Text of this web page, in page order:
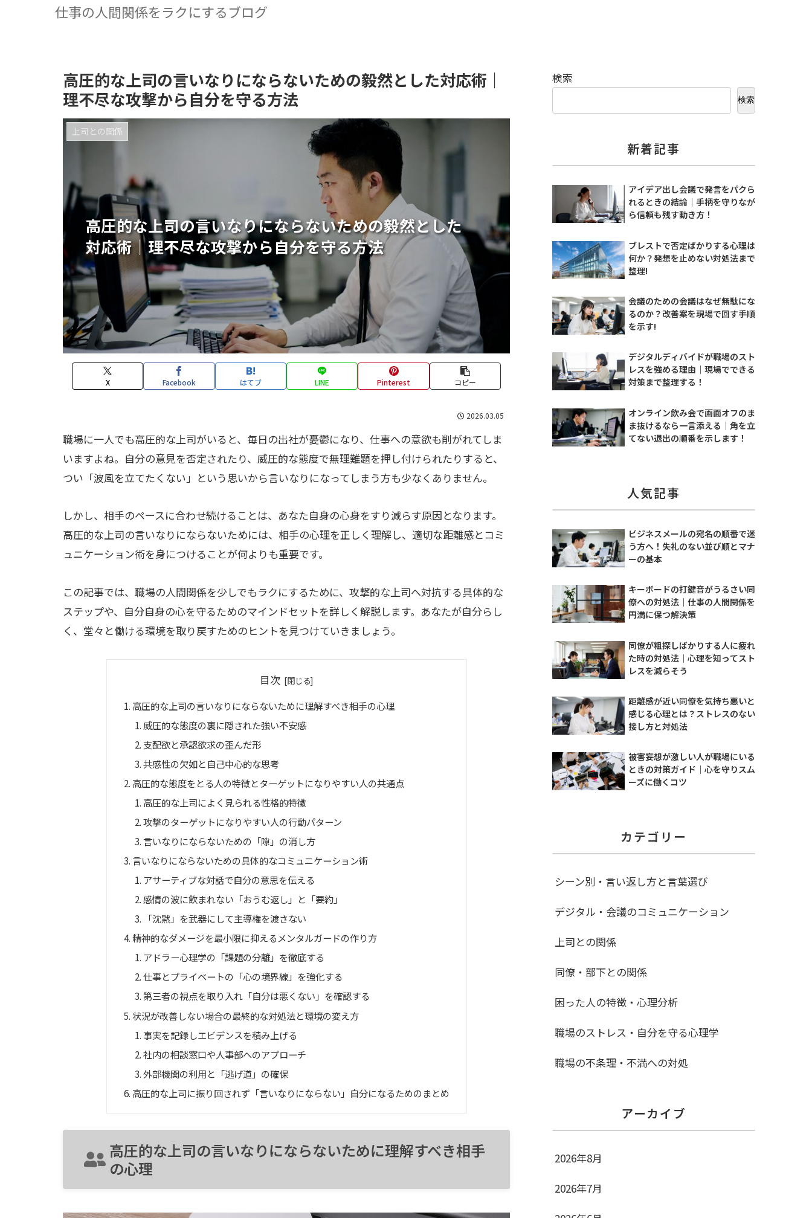
仕事の人間関係をラクにするブログ
高圧的な上司の言いなりにならないための毅然とした対応術｜
理不尽な攻撃から自分を守る方法
高圧的な上司の言いなりにならないための毅然とした
対応術｜理不尽な攻撃から自分を守る方法
上司との関係
X Facebook はてブ LINE Pinterest コピー
2026.03.05
職場に一人でも高圧的な上司がいると、毎日の出社が憂鬱になり、仕事への意欲も削がれてしま
いますよね。自分の意見を否定されたり、威圧的な態度で無理難題を押し付けられたりすると、
つい「波風を立てたくない」という思いから言いなりになってしまう方も少なくありません。
しかし、相手のペースに合わせ続けることは、あなた自身の心身をすり減らす原因となります。
高圧的な上司の言いなりにならないためには、相手の心理を正しく理解し、適切な距離感とコミ
ュニケーション術を身につけることが何よりも重要です。
この記事では、職場の人間関係を少しでもラクにするために、攻撃的な上司へ対抗する具体的な
ステップや、自分自身の心を守るためのマインドセットを詳しく解説します。あなたが自分らし
く、堂々と働ける環境を取り戻すためのヒントを見つけていきましょう。
目次
高圧的な上司の言いなりにならないために理解すべき相手の心理
威圧的な態度の裏に隠された強い不安感
支配欲と承認欲求の歪んだ形
共感性の欠如と自己中心的な思考
高圧的な態度をとる人の特徴とターゲットになりやすい人の共通点
高圧的な上司によく見られる性格的特徴
攻撃のターゲットになりやすい人の行動パターン
言いなりにならないための「隙」の消し方
言いなりにならないための具体的なコミュニケーション術
アサーティブな対話で自分の意思を伝える
感情の波に飲まれない「おうむ返し」と「要約」
「沈黙」を武器にして主導権を渡さない
精神的なダメージを最小限に抑えるメンタルガードの作り方
アドラー心理学の「課題の分離」を徹底する
仕事とプライベートの「心の境界線」を強化する
第三者の視点を取り入れ「自分は悪くない」を確認する
状況が改善しない場合の最終的な対処法と環境の変え方
事実を記録しエビデンスを積み上げる
社内の相談窓口や人事部へのアプローチ
外部機関の利用と「逃げ道」の確保
高圧的な上司に振り回されず「言いなりにならない」自分になるためのまとめ
高圧的な上司の言いなりにならないために理解すべき相手
の心理
検索
検索
新着記事
アイデア出し会議で発言をパクら
れるときの結論｜手柄を守りなが
ら信頼も残す動き方！
ブレストで否定ばかりする心理は
何か？発想を止めない対処法まで
整理!
会議のための会議はなぜ無駄にな
るのか？改善案を現場で回す手順
を示す!
デジタルディバイドが職場のスト
レスを強める理由｜現場でできる
対策まで整理する！
オンライン飲み会で画面オフのま
ま抜けるなら一言添える｜角を立
てない退出の順番を示します！
人気記事
ビジネスメールの宛名の順番で迷
う方へ！失礼のない並び順とマナ
ーの基本
キーボードの打鍵音がうるさい同
僚への対処法｜仕事の人間関係を
円満に保つ解決策
同僚が粗探しばかりする人に疲れ
た時の対処法｜心理を知ってスト
レスを減らそう
距離感が近い同僚を気持ち悪いと
感じる心理とは？ストレスのない
接し方と対処法
被害妄想が激しい人が職場にいる
ときの対策ガイド｜心を守りスム
ーズに働くコツ
カテゴリー
シーン別・言い返し方と言葉選び
デジタル・会議のコミュニケーション
上司との関係
同僚・部下との関係
困った人の特徴・心理分析
職場のストレス・自分を守る心理学
職場の不条理・不満への対処
アーカイブ
2026年8月
2026年7月